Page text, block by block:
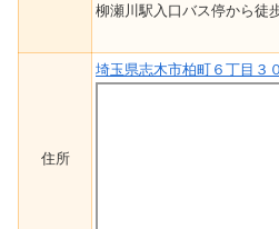
柳瀬川駅入口バス停から徒
住所
埼玉県志木市柏町６丁目３